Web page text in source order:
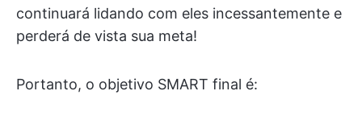
continuará lidando com eles incessantemente e
perderá de vista sua meta!
Portanto, o objetivo SMART final é: